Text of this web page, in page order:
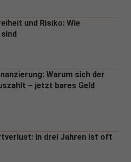
und Risiko: Wie
Warum sich der
– jetzt bares Geld
In drei Jahren ist oft